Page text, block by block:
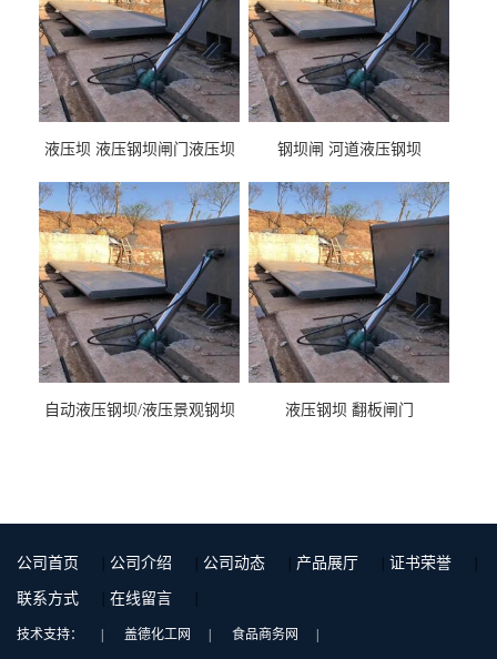
液压坝 液压钢坝闸门液压坝
钢坝闸 河道液压钢坝
自动液压钢坝/液压景观钢坝 液压钢坝 翻板闸门
公司首页 公司介绍 公司动态 产品展厅 证书荣誉
联系方式 在线留言
技术支持： 盖德化工网 食品商务网